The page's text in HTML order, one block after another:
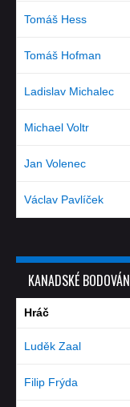
Tomáš Hess
Tomáš Hofman
Ladislav Michalec
Michael Voltr
Jan Volenec
Václav Pavlíček
KANADSKÉ
Hráč
Luděk Zaal
Filip Frýda